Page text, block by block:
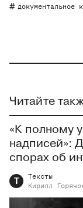
документальное
Читайте
«К полному
надписей»:
спорах об
Т
Тексты
Кирилл